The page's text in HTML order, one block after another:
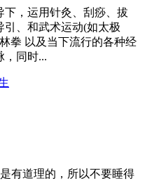
，运用针灸、刮痧、拔
、和武术运动(如太极
拳 以及当下流行的各种经
，同时...
有道理的，所以不要睡得